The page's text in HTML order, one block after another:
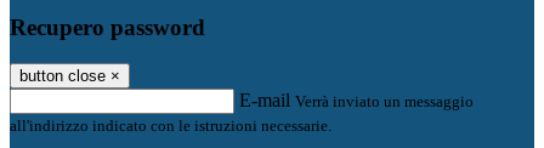
Recupero password
button close ×
E-mail Verrà inviato un messaggio
all'indirizzo indicato con le istruzioni necessarie.